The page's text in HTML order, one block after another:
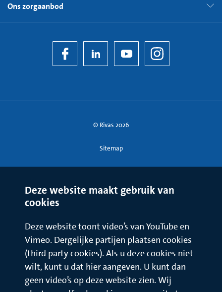
Ons zorgaanbod
© Rivas 2026
Sitemap
Deze website maakt gebruik van
cookies
Deze website toont video’s van YouTube en
Vimeo. Dergelijke partijen plaatsen cookies
(third party cookies). Als u deze cookies niet
wilt, kunt u dat hier aangeven. U kunt dan
geen video’s op deze website zien. Wij